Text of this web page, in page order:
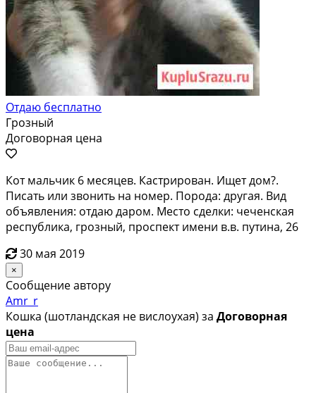
Отдаю бесплатно
Грозный
Договорная цена
Кот мальчик 6 месяцев. Кастрирован. Ищет дом?.
Писать или звонить на номер. Порода: другая. Вид
объявления: отдаю даром. Место сделки: чеченская
республика, грозный, проспект имени в.в. путина, 26
30 мая 2019
×
Сообщение автору
Amr_r
Кошка (шотландская не вислоухая) за Договорная
цена